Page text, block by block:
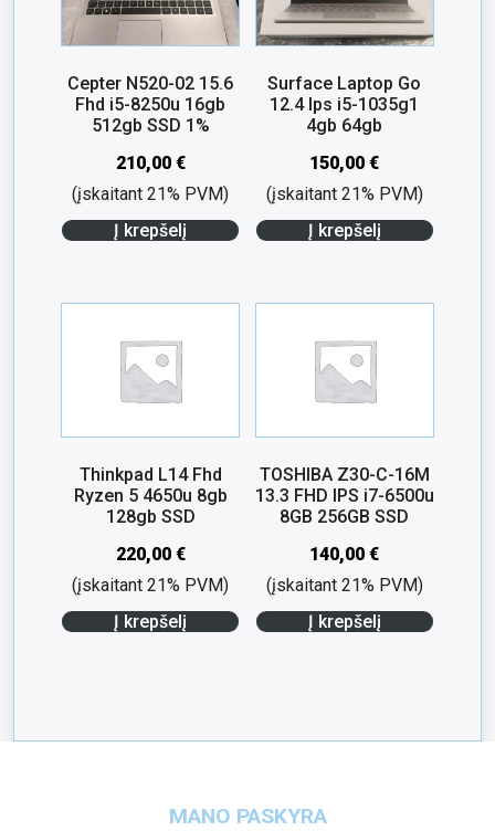
Cepter N520-02 15.6
Fhd i5-8250u 16gb
512gb SSD 1%
210,00 €
(įskaitant 21% PVM)
Į krepšelį
Surface Laptop Go
12.4 Ips i5-1035g1
4gb 64gb
150,00€
(įskaitant 21% PVM)
Į krepšelį
Thinkpad L14 Fhd
Ryzen 5 4650u 8gb
128gb SSD
220,00 €
(įskaitant 21% PVM)
Į krepšelį
TOSHIBA Z30-C-16M
13.3 FHD IPS i7-6500u
8GB 256GB SSD
140,00€
(įskaitant 21% PVM)
Į krepšelį
MANO PASKYRA